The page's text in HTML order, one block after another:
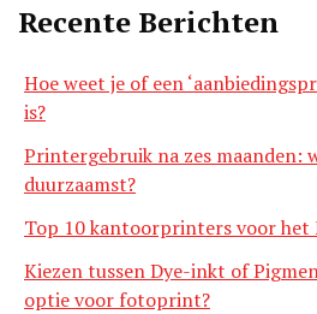
Recente Berichten
Hoe weet je of een
is?
Printergebruik na zes maanden:
duurzaamst?
Top 10 kantoorprinters voor het
Kiezen tussen Dye-inkt of
optie voor fotoprint?